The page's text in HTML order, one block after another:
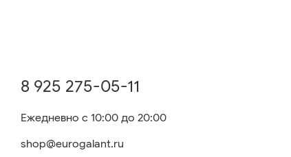
8 925 275-05-11
Ежедневно с 10:00 до 20:00
shop@eurogalant.ru